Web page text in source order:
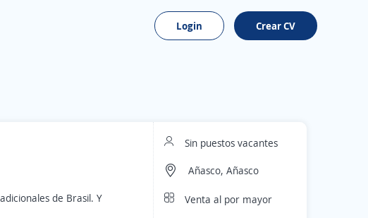
Login Crear CV
de Brasil. Y
Sin puestos vacantes
Añasco, Añasco
Venta al por mayor